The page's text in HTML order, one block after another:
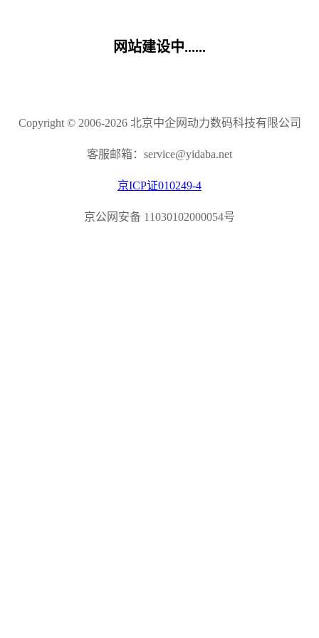
网站建设中......
Copyright © 2006-2026 北京中企网动力数码科技有限公司
客服邮箱：service@yidaba.net
京ICP证010249-4
京公网安备 11030102000054号